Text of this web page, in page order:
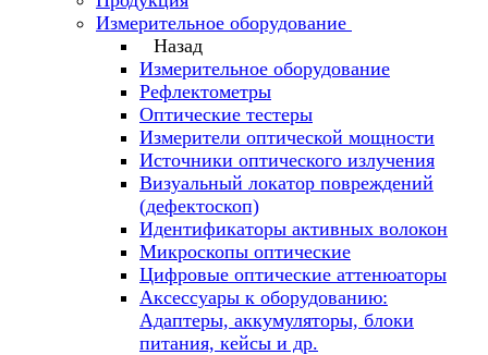
Измерительное оборудование
Назад
Измерительное оборудование
Рефлектометры
Оптические тестеры
Измерители оптической мощности
Источники оптического излучения
Визуальный локатор повреждений
(дефектоскоп)
Идентификаторы активных волокон
Микроскопы оптические
Цифровые оптические аттенюаторы
Аксессуары к оборудованию:
Адаптеры, аккумуляторы, блоки
питания, кейсы и др.